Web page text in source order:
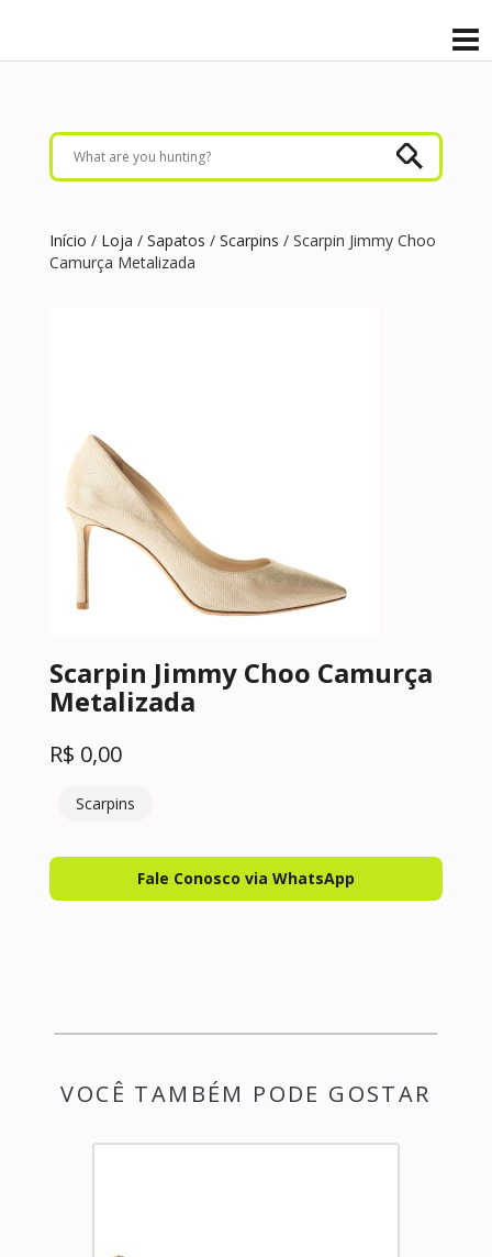
Início / Loja / Sapatos / Scarpins / Scarpin Jimmy Choo
Camurça Metalizada
Scarpin Jimmy Choo Camurça
Metalizada
R$ 0,00
Scarpins
Fale Conosco via WhatsApp
VOCÊ TAMBÉM PODE GOSTAR